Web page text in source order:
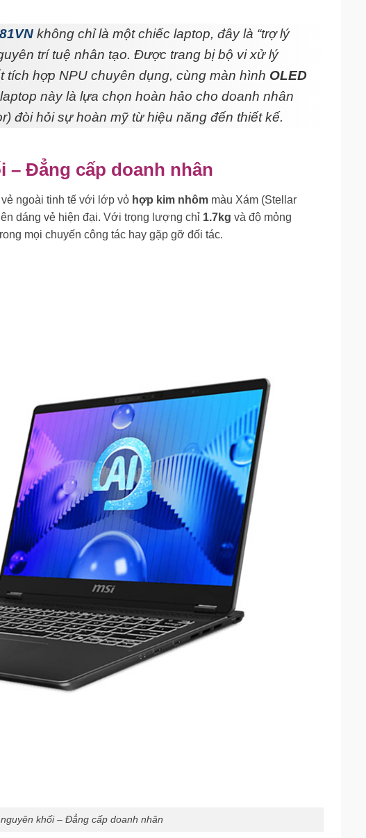
không chỉ là một chiếc laptop, đây là “trợ lý
trí tuệ nhân tạo. Được trang bị bộ vi xử lý
tích hợp NPU chuyên dụng, cùng màn hình OLED
này là lựa chọn hoàn hảo cho doanh nhân
đòi hỏi sự hoàn mỹ từ hiệu năng đến thiết kế.
– Đẳng cấp doanh nhân
ngoài tinh tế với lớp vỏ hợp kim nhôm màu Xám (Stellar
dáng vẻ hiện đại. Với trọng lượng chỉ 1.7kg và độ mỏng
mọi chuyến công tác hay gặp gỡ đối tác.
khối – Đẳng cấp doanh nhân